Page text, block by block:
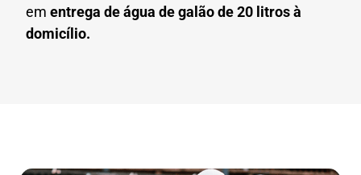
em entrega de água de galão de 20 litros à
domicílio.